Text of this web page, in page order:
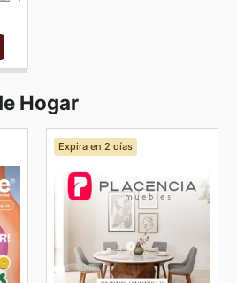
Hogar
Expira en 2 días